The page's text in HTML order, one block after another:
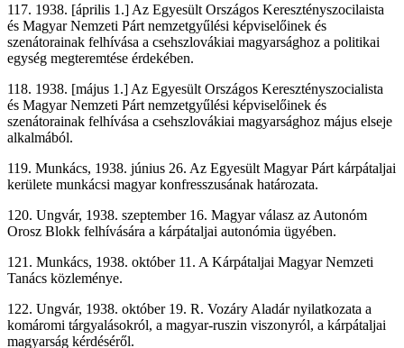
117. 1938. [április 1.] Az Egyesült Országos Keresztényszocilaista
és Magyar Nemzeti Párt nemzetgyűlési képviselőinek és
szenátorainak felhívása a csehszlovákiai magyarsághoz a politikai
egység megteremtése érdekében.
118. 1938. [május 1.] Az Egyesült Országos Keresztényszocialista
és Magyar Nemzeti Párt nemzetgyűlési képviselőinek és
szenátorainak felhívása a csehszlovákiai magyarsághoz május elseje
alkalmából.
119. Munkács, 1938. június 26. Az Egyesült Magyar Párt kárpátaljai
kerülete munkácsi magyar konfresszusának határozata.
120. Ungvár, 1938. szeptember 16. Magyar válasz az Autonóm
Orosz Blokk felhívására a kárpátaljai autonómia ügyében.
121. Munkács, 1938. október 11. A Kárpátaljai Magyar Nemzeti
Tanács közleménye.
122. Ungvár, 1938. október 19. R. Vozáry Aladár nyilatkozata a
komáromi tárgyalásokról, a magyar-ruszin viszonyról, a kárpátaljai
magyarság kérdéséről.